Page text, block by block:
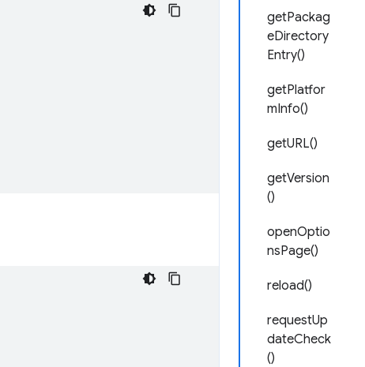
getPackag
eDirectory
Entry()
getPlatfor
mInfo()
getURL()
getVersion
()
openOptio
nsPage()
reload()
requestUp
dateCheck
()